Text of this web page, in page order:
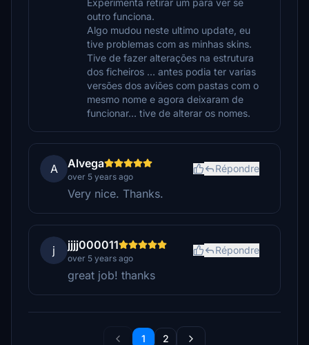
Experimenta retirar um para ver se
outro funciona.
Algo mudou neste ultimo update, eu
tive problemas com as minhas skins.
Tive de fazer alterações na estrutura
dos ficheiros … antes podia ter varias
versões dos aviões com pastas com o
mesmo nome e agora deixaram de
funcionar… tive de alterar os nomes.
A Alvega
over 5 years ago
Répondre
Very nice. Thanks.
j jjjj000011
over 5 years ago
Répondre
great job! thanks
1 2